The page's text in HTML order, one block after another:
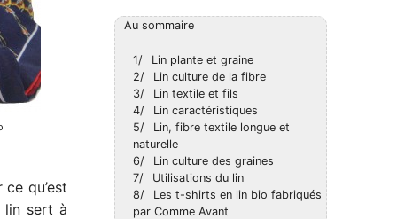
qu’est
lin sert à
Au sommaire
1/
Lin plante et graine
2/
Lin culture de la fibre
3/
Lin textile et fils
4/
Lin caractéristiques
5/
Lin, fibre textile longue et
naturelle
6/
Lin culture des graines
7/
Utilisations du lin
8/
Les t-shirts en lin bio fabriqués
par Comme Avant